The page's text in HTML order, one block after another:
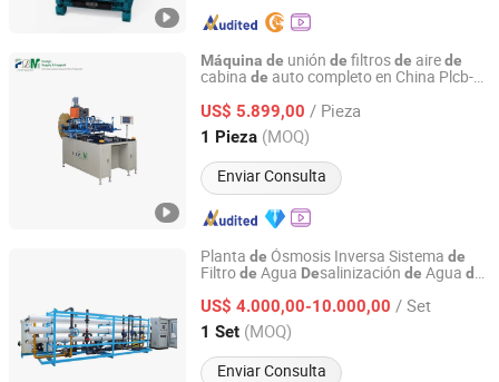
Máquina de unión de filtrosde airede
cabina de auto completo en China Plcb-
US$ 5.899,00 / Pieza
1 Pieza (MOQ)
Enviar Consulta
Hebei Luman Filter Parts Co., Ltd.
Hebei, China Desde 2024
Planta de Ósmosis Inversa Sistema de
Filtrode Agua Desalinización de Agua de
Agua PotableMáquinade De salinización
deAguadeMar
US$ 4.000,00-10.000,00 / Set
1 Set (MOQ)
Enviar Consulta
Guangzhou Chunke Environmental Technology Co., Ltd.
Guangdong, China Desde 2014